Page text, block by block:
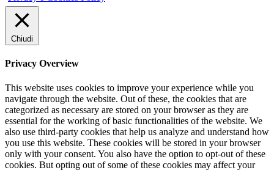
Chiudi
Privacy Overview
This website uses cookies to improve your experience while you
navigate through the website. Out of these, the cookies that are
categorized as necessary are stored on your browser as they are
essential for the working of basic functionalities of the website. We
also use third-party cookies that help us analyze and understand how
you use this website. These cookies will be stored in your browser
only with your consent. You also have the option to opt-out of these
cookies. But opting out of some of these cookies may affect your